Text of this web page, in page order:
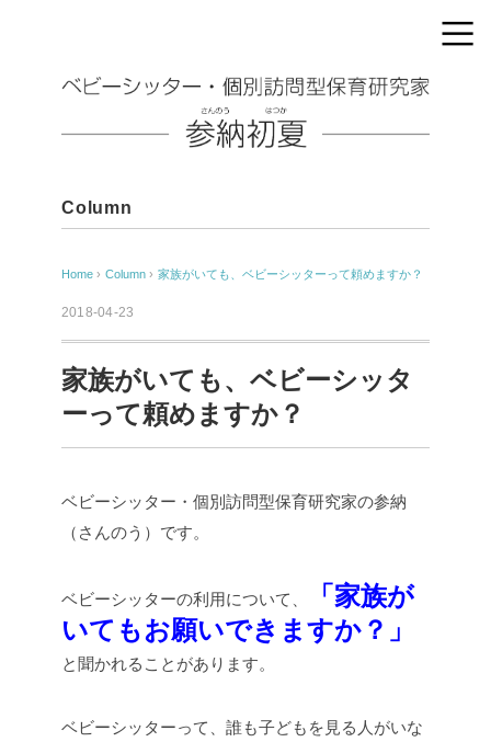
Column
Home › Column › 家族がいても、ベビーシッターって頼めますか？
2018-04-23
家族がいても、ベビーシッタ
ーって頼めますか？
ベビーシッター・個別訪問型保育研究家の参納
（さんのう）です。
ベビーシッターの利用について、
「家族が
いてもお願いできますか？」
と聞かれることがあります。
ベビーシッターって、誰も子どもを見る人がいな